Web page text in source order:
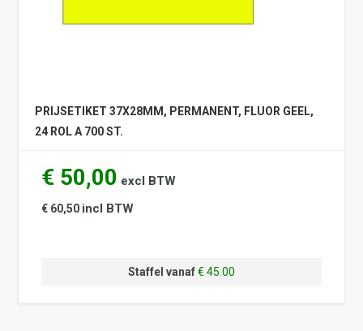
PRIJSETIKET 37X28MM, PERMANENT, FLUOR GEEL,
24 ROL A 700 ST.
€ 50,00 excl BTW
€ 60,50 incl BTW
Staffel vanaf€ 45.00